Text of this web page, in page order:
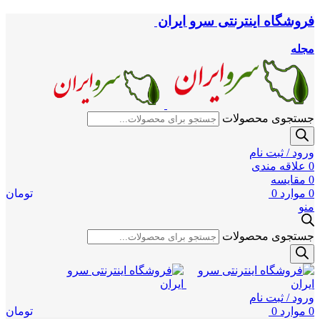
فروشگاه اینترنتی سرو ایران
مجله
جستجوی محصولات
ورود / ثبت نام
0 علاقه مندی
0 مقایسه
0 موارد 0
تومان
منو
جستجوی محصولات
ورود / ثبت نام
0 موارد 0 تومان